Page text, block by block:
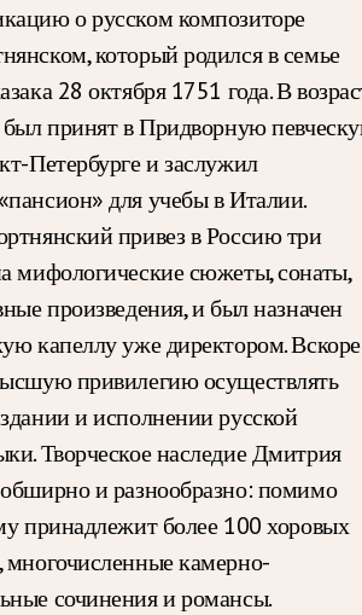
о русском композиторе
который родился в семье
28 октября 1751 года. В
принят в Придворную
Петербурге и заслужил
для учебы в Италии.
привез в Россию три
мифологические сюжеты, сонаты,
произведения, и был назначен
капеллу уже директором. Вскоре
привилегию осуществлять
и исполнении русской
Творческое наследие Дмитрия
и разнообразно: помимо
принадлежит более 100 хоровых
многочисленные камерно-
сочинения и романсы.